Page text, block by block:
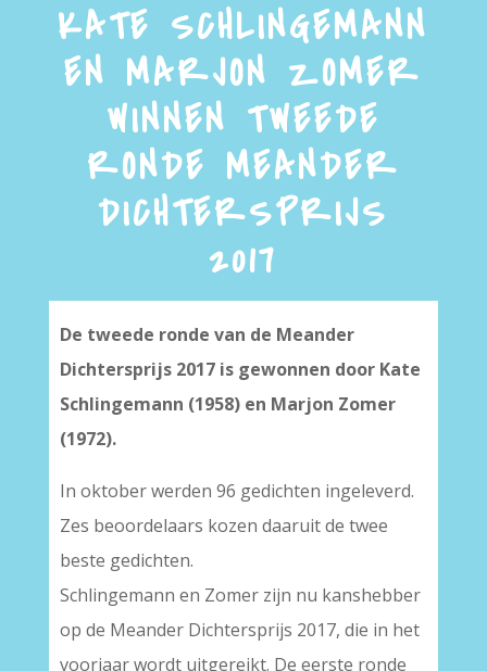
KATE SCHLINGEMANN
EN MARJON ZOMER
WINNEN TWEEDE
RONDE MEANDER
DICHTERSPRIJS
2017
De tweede ronde van de Meander
Dichtersprijs 2017 is gewonnen door Kate
Schlingemann (1958) en Marjon Zomer
(1972).
In oktober werden 96 gedichten ingeleverd.
Zes beoordelaars kozen daaruit de twee
beste gedichten.
Schlingemann en Zomer zijn nu kanshebber
op de Meander Dichtersprijs 2017, die in het
voorjaar wordt uitgereikt. De eerste ronde